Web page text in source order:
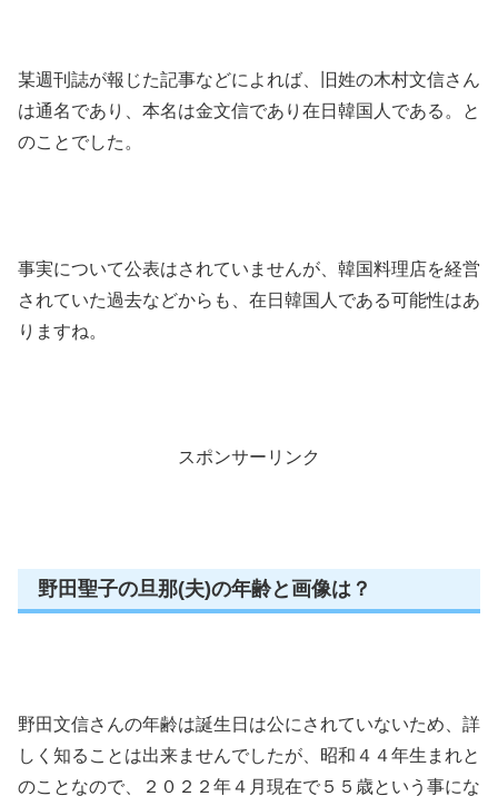
某週刊誌が報じた記事などによれば、旧姓の木村文信さん
は通名であり、本名は金文信であり在日韓国人である。と
のことでした。
事実について公表はされていませんが、韓国料理店を経営
されていた過去などからも、在日韓国人である可能性はあ
りますね。
スポンサーリンク
野田聖子の旦那(夫)の年齢と画像は？
野田文信さんの年齢は誕生日は公にされていないため、詳
しく知ることは出来ませんでしたが、昭和４４年生まれと
のことなので、２０２２年４月現在で５５歳という事にな